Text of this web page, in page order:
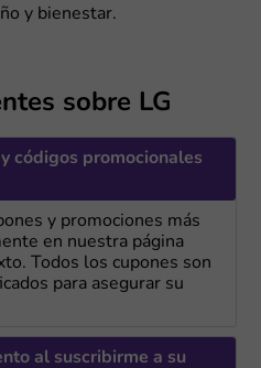
y bienestar.
sobre LG
códigos promocionales
y promociones más
en nuestra página
Todos los cupones son
para asegurar su
al suscribirme a su